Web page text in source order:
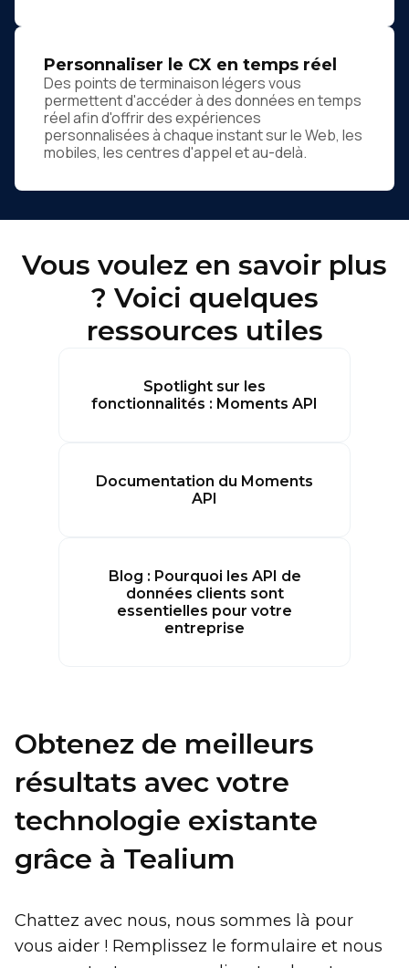
Personnaliser le CX en temps réel
Des points de terminaison légers vous
permettent d'accéder à des données en temps
réel afin d'offrir des expériences
personnalisées à chaque instant sur le Web, les
mobiles, les centres d'appel et au-delà.
Vous voulez en savoir plus
? Voici quelques
ressources utiles
Spotlight sur les
fonctionnalités : Moments API
Documentation du Moments
API
Blog : Pourquoi les API de
données clients sont
essentielles pour votre
entreprise
Obtenez de meilleurs
résultats avec votre
technologie existante
grâce à Tealium
Chattez avec nous, nous sommes là pour
vous aider ! Remplissez le formulaire et nous